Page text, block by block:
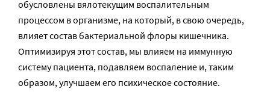
обусловлены вялотекущим воспалительным
процессом в организме, на который, в свою очередь,
влияет состав бактериальной флоры кишечника.
Оптимизируя этот состав, мы влияем на иммунную
систему пациента, подавляем воспаление и, таким
образом, улучшаем его психическое состояние.